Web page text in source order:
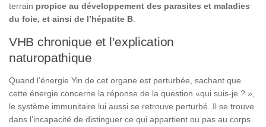
terrain propice au développement des parasites et maladies
du foie, et ainsi de l’hépatite B
VHB chronique et l’explication
naturopathique
Quand l’énergie Yin de cet organe est perturbée, sachant que
cette énergie concerne la réponse de la question «qui suis-je ? »,
le système immunitaire lui aussi se retrouve perturbé. Il se trouve
dans l’incapacité de distinguer ce qui appartient ou pas au corps.